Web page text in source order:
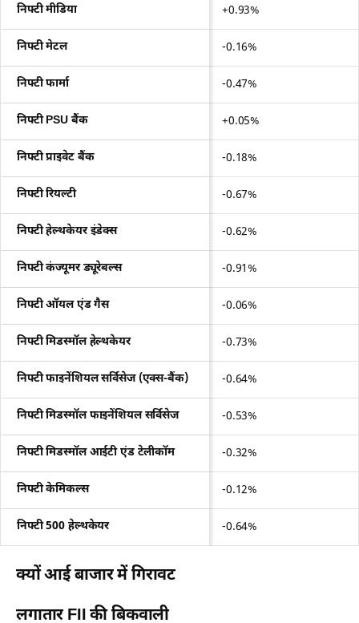
निफ्टी मीडिया +0.93%
निफ्टी मेटल -0.16%
निफ्टी फार्मा -0.47%
निफ्टी PSU बैंक +0.05%
निफ्टी प्राइवेट बैंक -0.18%
निफ्टी रियल्टी -0.67%
निफ्टी हेल्थकेयर इंडेक्स -0.62%
निफ्टी कंज्यूमर ड्यूरेबल्स -0.91%
निफ्टी ऑयल एंड गैस -0.06%
निफ्टी मिडस्मॉल हेल्थकेयर -0.73%
निफ्टी फाइनेंशियल सर्विसेज (एक्स-बैंक) -0.64%
निफ्टी मिडस्मॉल फाइनेंशियल सर्विसेज -0.53%
निफ्टी मिडस्मॉल आईटी एंड टेलीकॉम -0.32%
निफ्टी केमिकल्स -0.12%
निफ्टी 500 हेल्थकेयर -0.64%
क्यों आई बाजार में गिरावट
लगातार FII की बिकवाली